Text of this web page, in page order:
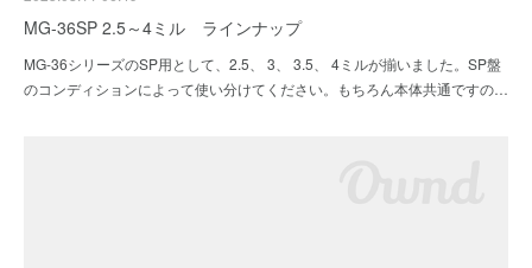
MG-36SP 2.5～4ミル ラインナップ
MG-36シリーズのSP用として、2.5、 3、 3.5、 4ミルが揃いました。SP盤
のコンディションによって使い分けてください。もちろん本体共通ですの…